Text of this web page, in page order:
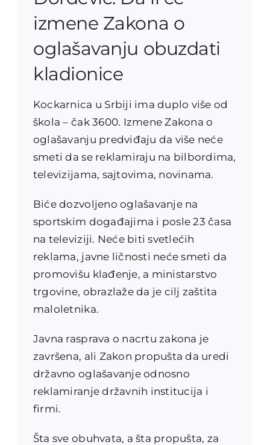
izmene Zakona o
oglašavanju obuzdati
kladionice
Kockarnica u Srbiji ima duplo više od
škola – čak 3600. Izmene Zakona o
oglašavanju predviđaju da više neće
smeti da se reklamiraju na bilbordima,
televizijama, sajtovima, novinama.
Biće dozvoljeno oglašavanje na
sportskim događajima i posle 23 časa
na televiziji. Neće biti svetlećih
reklama, javne ličnosti neće smeti da
promovišu klađenje, a ministarstvo
trgovine, obrazlaže da je cilj zaštita
maloletnika.
Javna rasprava o nacrtu zakona je
završena, ali Zakon propušta da uredi
državno oglašavanje odnosno
reklamiranje državnih institucija i
firmi.
Šta sve obuhvata, a šta propušta, za